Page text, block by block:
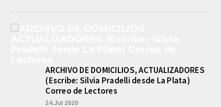
ARCHIVO DE DOMICILIOS, ACTUALIZADORES
(Escribe: Silvia Pradelli desde La Plata)
Correo de Lectores
24.Jul 2020